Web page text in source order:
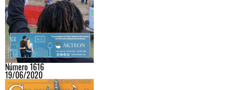
Número 1616
19/06/2020